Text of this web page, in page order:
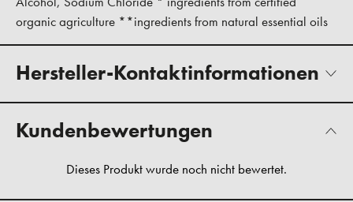
organic agriculture **ingredients from natural essential oils
Hersteller-Kontaktinformationen
Kundenbewertungen